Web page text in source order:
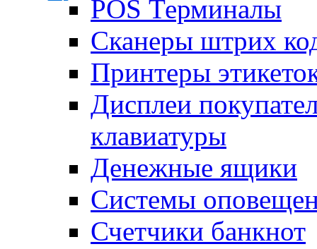
POS Терминалы
Сканеры штрих
Принтеры
Дисплеи
клавиатуры
Денежные ящики
Системы
Счетчики банкнот